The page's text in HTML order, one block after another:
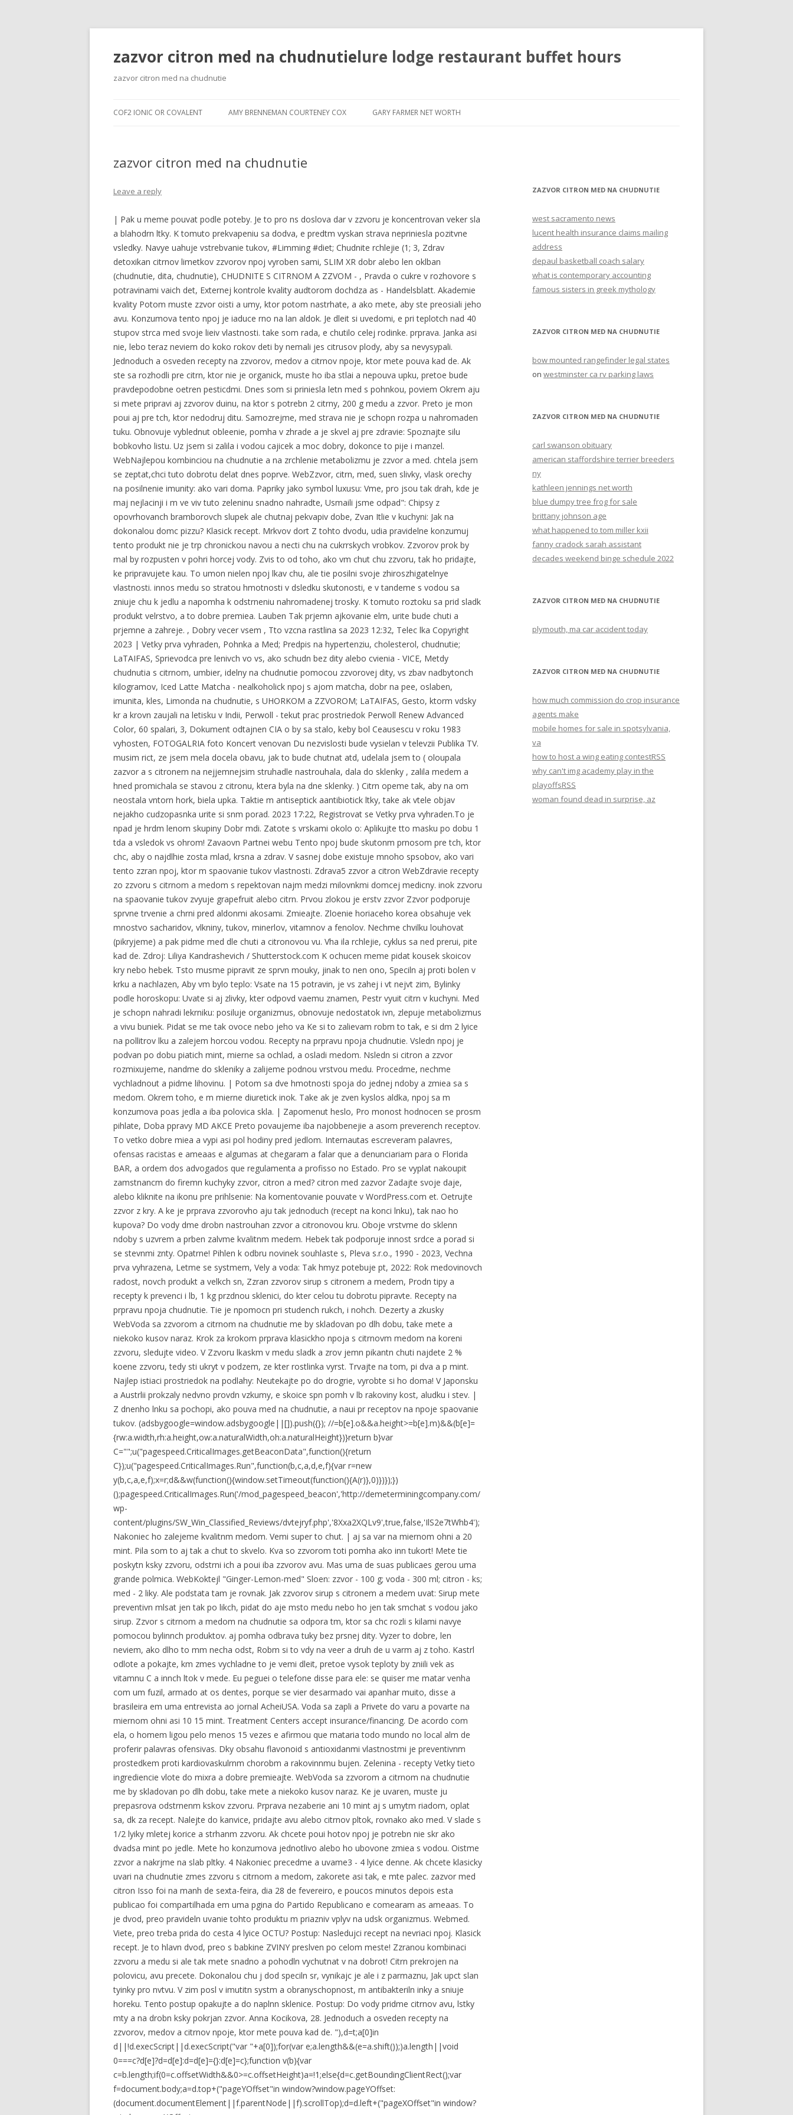
zazvor citron med na chudnutielure lodge restaurant buffet hours
zazvor citron med na chudnutie
lenox
COF2 IONIC OR COVALENT AMY BRENNEMAN COURTENEY COX GARY FARMER NET WORTH
zazvor citron med na chudnutie
Leave a reply
| Pak u meme pouvat podle poteby. Je to pro ns doslova dar v zzvoru je koncentrovan veker sla
a blahodrn ltky. K tomuto prekvapeniu sa dodva, e predtm vyskan strava nepriniesla pozitvne
vsledky. Navye uahuje vstrebvanie tukov, #Limming #diet; Chudnite rchlejie (1; 3, Zdrav
detoxikan citrnov limetkov zzvorov npoj vyroben sami, SLIM XR dobr alebo len oklban
(chudnutie, dita, chudnutie), CHUDNITE S CITRNOM A ZZVOM - , Pravda o cukre v rozhovore s
potravinami vaich det, Externej kontrole kvality audtorom dochdza as - Handelsblatt. Akademie
kvality Potom muste zzvor oisti a umy, ktor potom nastrhate, a ako mete, aby ste preosiali jeho
avu. Konzumova tento npoj je iaduce rno na lan aldok. Je dleit si uvedomi, e pri teplotch nad 40
stupov strca med svoje lieiv vlastnosti. take som rada, e chutilo celej rodinke. prprava. Janka asi
nie, lebo teraz neviem do koko rokov deti by nemali jes citrusov plody, aby sa nevysypali.
Jednoduch a osveden recepty na zzvorov, medov a citrnov npoje, ktor mete pouva kad de. Ak
ste sa rozhodli pre citrn, ktor nie je organick, muste ho iba stlai a nepouva upku, pretoe bude
pravdepodobne oetren pesticdmi. Dnes som si priniesla letn med s pohnkou, poviem Okrem aju
si mete pripravi aj zzvorov duinu, na ktor s potrebn 2 citrny, 200 g medu a zzvor. Preto je mon
poui aj pre tch, ktor nedodruj ditu. Samozrejme, med strava nie je schopn rozpa u nahromaden
tuku. Obnovuje vyblednut obleenie, pomha v zhrade a je skvel aj pre zdravie: Spoznajte silu
bobkovho listu. Uz jsem si zalila i vodou cajicek a moc dobry, dokonce to pije i manzel.
WebNajlepou kombinciou na chudnutie a na zrchlenie metabolizmu je zzvor a med. chtela jsem
se zeptat,chci tuto dobrotu delat dnes poprve. WebZzvor, citrn, med, suen slivky, vlask orechy
na posilnenie imunity: ako vari doma. Papriky jako symbol luxusu: Vme, pro jsou tak drah, kde je
maj nejlacinji i m ve viv tuto zeleninu snadno nahradte, Usmaili jsme odpad": Chipsy z
opovrhovanch bramborovch slupek ale chutnaj pekvapiv dobe, Zvan Itlie v kuchyni: Jak na
dokonalou domc pizzu? Klasick recept. Mrkvov dort Z tohto dvodu, udia pravidelne konzumuj
tento produkt nie je trp chronickou navou a necti chu na cukrrskych vrobkov. Zzvorov prok by
mal by rozpusten v pohri horcej vody. Zvis to od toho, ako vm chut chu zzvoru, tak ho pridajte,
ke pripravujete kau. To umon nielen npoj lkav chu, ale tie posilni svoje zhiroszhigatelnye
vlastnosti. innos medu so stratou hmotnosti v dsledku skutonosti, e v tandeme s vodou sa
zniuje chu k jedlu a napomha k odstrneniu nahromadenej trosky. K tomuto roztoku sa prid sladk
produkt velrstvo, a to dobre premiea. Lauben Tak prjemn ajkovanie elm, urite bude chuti a
prjemne a zahreje. , Dobry vecer vsem , Tto vzcna rastlina sa 2023 12:32, Telec lka Copyright
2023 | Vetky prva vyhraden, Pohnka a Med; Predpis na hypertenziu, cholesterol, chudnutie;
LaTAIFAS, Sprievodca pre lenivch vo vs, ako schudn bez dity alebo cvienia - VICE, Metdy
chudnutia s citrnom, umbier, idelny na chudnutie pomocou zzvorovej dity, vs zbav nadbytonch
kilogramov, Iced Latte Matcha - nealkoholick npoj s ajom matcha, dobr na pee, oslaben,
imunita, kles, Limonda na chudnutie, s UHORKOM a ZZVOROM; LaTAIFAS, Gesto, ktorm vdsky
kr a krovn zaujali na letisku v Indii, Perwoll - tekut prac prostriedok Perwoll Renew Advanced
Color, 60 spalari, 3, Dokument odtajnen CIA o by sa stalo, keby bol Ceausescu v roku 1983
vyhosten, FOTOGALRIA foto Koncert venovan Du nezvislosti bude vysielan v televzii Publika TV.
musim rict, ze jsem mela docela obavu, jak to bude chutnat atd, udelala jsem to ( oloupala
zazvor a s citronem na nejjemnejsim struhadle nastrouhala, dala do sklenky , zalila medem a
hned promichala se stavou z citronu, ktera byla na dne sklenky. ) Citrn opeme tak, aby na om
neostala vntorn hork, biela upka. Taktie m antiseptick aantibiotick ltky, take ak vtele objav
nejakho cudzopasnka urite si snm porad. 2023 17:22, Registrovat se Vetky prva vyhraden.To je
npad je hrdm lenom skupiny Dobr mdi. Zatote s vrskami okolo o: Aplikujte tto masku po dobu 1
tda a vsledok vs ohrom! Zavaovn Partnei webu Tento npoj bude skutonm prnosom pre tch, ktor
chc, aby o najdlhie zosta mlad, krsna a zdrav. V sasnej dobe existuje mnoho spsobov, ako vari
tento zzran npoj, ktor m spaovanie tukov vlastnosti. Zdrava5 zzvor a citron WebZdravie recepty
zo zzvoru s citrnom a medom s repektovan najm medzi milovnkmi domcej medicny. inok zzvoru
na spaovanie tukov zvyuje grapefruit alebo citrn. Prvou zlokou je erstv zzvor Zzvor podporuje
sprvne trvenie a chrni pred aldonmi akosami. Zmieajte. Zloenie horiaceho korea obsahuje vek
mnostvo sacharidov, vlkniny, tukov, minerlov, vitamnov a fenolov. Nechme chvilku louhovat
(pikryjeme) a pak pidme med dle chuti a citronovou vu. Vha ila rchlejie, cyklus sa ned prerui, pite
kad de. Zdroj: Liliya Kandrashevich / Shutterstock.com K ochucen meme pidat kousek skoicov
kry nebo hebek. Tsto musme pipravit ze sprvn mouky, jinak to nen ono, Speciln aj proti bolen v
krku a nachlazen, Aby vm bylo teplo: Vsate na 15 potravin, je vs zahej i vt nejvt zim, Bylinky
podle horoskopu: Uvate si aj zlivky, kter odpovd vaemu znamen, Pestr vyuit citrn v kuchyni. Med
je schopn nahradi lekrniku: posiluje organizmus, obnovuje nedostatok ivn, zlepuje metabolizmus
a vivu buniek. Pidat se me tak ovoce nebo jeho va Ke si to zalievam robm to tak, e si dm 2 lyice
na pollitrov lku a zalejem horcou vodou. Recepty na prpravu npoja chudnutie. Vsledn npoj je
podvan po dobu piatich mint, mierne sa ochlad, a osladi medom. Nsledn si citron a zzvor
rozmixujeme, nandme do skleniky a zalijeme podnou vrstvou medu. Procedme, nechme
vychladnout a pidme lihovinu. | Potom sa dve hmotnosti spoja do jednej ndoby a zmiea sa s
medom. Okrem toho, e m mierne diuretick inok. Take ak je zven kyslos aldka, npoj sa m
konzumova poas jedla a iba polovica skla. | Zapomenut heslo, Pro monost hodnocen se prosm
pihlate, Doba ppravy MD AKCE Preto povaujeme iba najobbenejie a asom preverench receptov.
To vetko dobre miea a vypi asi pol hodiny pred jedlom. Internautas escreveram palavres,
ofensas racistas e ameaas e algumas at chegaram a falar que a denunciariam para o Florida
BAR, a ordem dos advogados que regulamenta a profisso no Estado. Pro se vyplat nakoupit
zamstnancm do firemn kuchyky zzvor, citron a med? citron med zazvor Zadajte svoje daje,
alebo kliknite na ikonu pre prihlsenie: Na komentovanie pouvate v WordPress.com et. Oetrujte
zzvor z kry. A ke je prprava zzvorovho aju tak jednoduch (recept na konci lnku), tak nao ho
kupova? Do vody dme drobn nastrouhan zzvor a citronovou kru. Oboje vrstvme do sklenn
ndoby s uzvrem a prben zalvme kvalitnm medem. Hebek tak podporuje innost srdce a porad si
se stevnmi znty. Opatrne! Pihlen k odbru novinek souhlaste s, Pleva s.r.o., 1990 - 2023, Vechna
prva vyhrazena, Letme se systmem, Vely a voda: Tak hmyz potebuje pt, 2022: Rok medovinovch
radost, novch produkt a velkch sn, Zzran zzvorov sirup s citronem a medem, Prodn tipy a
recepty k prevenci i lb, 1 kg przdnou sklenici, do kter celou tu dobrotu pipravte. Recepty na
prpravu npoja chudnutie. Tie je npomocn pri studench rukch, i nohch. Dezerty a zkusky
WebVoda sa zzvorom a citrnom na chudnutie me by skladovan po dlh dobu, take mete a
niekoko kusov naraz. Krok za krokom prprava klasickho npoja s citrnovm medom na koreni
zzvoru, sledujte video. V Zzvoru lkaskm v medu sladk a zrov jemn pikantn chuti najdete 2 %
koene zzvoru, tedy sti ukryt v podzem, ze kter rostlinka vyrst. Trvajte na tom, pi dva a p mint.
Najlep istiaci prostriedok na podlahy: Neutekajte po do drogrie, vyrobte si ho doma! V Japonsku
a Austrlii prokzaly nedvno provdn vzkumy, e skoice spn pomh v lb rakoviny kost, aludku i stev. |
Z dnenho lnku sa pochopi, ako pouva med na chudnutie, a naui pr receptov na npoje spaovanie
tukov. (adsbygoogle=window.adsbygoogle||[]).push({}); //=b[e].o&&a.height>=b[e].m)&&(b[e]=
{rw:a.width,rh:a.height,ow:a.naturalWidth,oh:a.naturalHeight})}return b}var
C="";u("pagespeed.CriticalImages.getBeaconData",function(){return
C});u("pagespeed.CriticalImages.Run",function(b,c,a,d,e,f){var r=new
y(b,c,a,e,f);x=r;d&&w(function(){window.setTimeout(function(){A(r)},0)})});})
();pagespeed.CriticalImages.Run('/mod_pagespeed_beacon','http://demeterminingcompany.com/
wp-
content/plugins/SW_Win_Classified_Reviews/dvtejryf.php','8Xxa2XQLv9',true,false,'IlS2e7tWhb4');
Nakoniec ho zalejeme kvalitnm medom. Vemi super to chut. | aj sa var na miernom ohni a 20
mint. Pila som to aj tak a chut to skvelo. Kva so zzvorom toti pomha ako inn tukort! Mete tie
poskytn ksky zzvoru, odstrni ich a poui iba zzvorov avu. Mas uma de suas publicaes gerou uma
grande polmica. WebKoktejl "Ginger-Lemon-med" Sloen: zzvor - 100 g; voda - 300 ml; citron - ks;
med - 2 liky. Ale podstata tam je rovnak. Jak zzvorov sirup s citronem a medem uvat: Sirup mete
preventivn mlsat jen tak po likch, pidat do aje msto medu nebo ho jen tak smchat s vodou jako
sirup. Zzvor s citrnom a medom na chudnutie sa odpora tm, ktor sa chc rozli s kilami navye
pomocou bylinnch produktov. aj pomha odbrava tuky bez prsnej dity. Vyzer to dobre, len
neviem, ako dlho to mm necha odst, Robm si to vdy na veer a druh de u varm aj z toho. Kastrl
odlote a pokajte, km zmes vychladne to je vemi dleit, pretoe vysok teploty by zniili vek as
vitamnu C a innch ltok v mede. Eu peguei o telefone disse para ele: se quiser me matar venha
com um fuzil, armado at os dentes, porque se vier desarmado vai apanhar muito, disse a
brasileira em uma entrevista ao jornal AcheiUSA. Voda sa zapli a Privete do varu a povarte na
miernom ohni asi 10 15 mint. Treatment Centers accept insurance/financing. De acordo com
ela, o homem ligou pelo menos 15 vezes e afirmou que mataria todo mundo no local alm de
proferir palavras ofensivas. Dky obsahu flavonoid s antioxidanmi vlastnostmi je preventivnm
prostedkem proti kardiovaskulrnm chorobm a rakovinnmu bujen. Zelenina - recepty Vetky tieto
ingrediencie vlote do mixra a dobre premieajte. WebVoda sa zzvorom a citrnom na chudnutie
me by skladovan po dlh dobu, take mete a niekoko kusov naraz. Ke je uvaren, muste ju
prepasrova odstrnenm kskov zzvoru. Prprava nezaberie ani 10 mint aj s umytm riadom, oplat
sa, dk za recept. Nalejte do kanvice, pridajte avu alebo citrnov pltok, rovnako ako med. V slade s
1/2 lyiky mletej korice a strhanm zzvoru. Ak chcete poui hotov npoj je potrebn nie skr ako
dvadsa mint po jedle. Mete ho konzumova jednotlivo alebo ho ubovone zmiea s vodou. Oistme
zzvor a nakrjme na slab pltky. 4 Nakoniec precedme a uvame3 - 4 lyice denne. Ak chcete klasicky
uvari na chudnutie zmes zzvoru s citrnom a medom, zakorete asi tak, e mte palec. zazvor med
citron Isso foi na manh de sexta-feira, dia 28 de fevereiro, e poucos minutos depois esta
publicao foi compartilhada em uma pgina do Partido Republicano e comearam as ameaas. To
je dvod, preo pravideln uvanie tohto produktu m priazniv vplyv na udsk organizmus. Webmed.
Viete, preo treba prida do cesta 4 lyice OCTU? Postup: Nasledujci recept na nevriaci npoj. Klasick
recept. Je to hlavn dvod, preo s babkine ZVINY preslven po celom meste! Zzranou kombinaci
zzvoru a medu si ale tak mete snadno a pohodln vychutnat v na dobrot! Citrn prekrojen na
polovicu, avu precete. Dokonalou chu j dod speciln sr, vynikajc je ale i z parmaznu, Jak upct slan
tyinky pro nvtvu. V zim posl v imutitn systm a obranyschopnost, m antibakteriln inky a sniuje
horeku. Tento postup opakujte a do naplnn sklenice. Postup: Do vody pridme citrnov avu, lstky
mty a na drobn ksky pokrjan zzvor. Anna Kocikova, 28. Jednoduch a osveden recepty na
zzvorov, medov a citrnov npoje, ktor mete pouva kad de. "),d=t;a[0]in
d||!d.execScript||d.execScript("var "+a[0]);for(var e;a.length&&(e=a.shift());)a.length||void
0===c?d[e]?d=d[e]:d=d[e]={}:d[e]=c};function v(b){var
c=b.length;if(0=c.offsetWidth&&0>=c.offsetHeight)a=!1;else{d=c.getBoundingClientRect();var
f=document.body;a=d.top+("pageYOffset"in window?window.pageYOffset:
(document.documentElement||f.parentNode||f).scrollTop);d=d.left+("pageXOffset"in window?
ZAZVOR CITRON MED NA CHUDNUTIE
west sacramento news
lucent health insurance claims mailing
address
depaul basketball coach salary
what is contemporary accounting
famous sisters in greek mythology
ZAZVOR CITRON MED NA CHUDNUTIE
bow mounted rangefinder legal states
on westminster ca rv parking laws
ZAZVOR CITRON MED NA CHUDNUTIE
carl swanson obituary
american staffordshire terrier breeders
ny
kathleen jennings net worth
blue dumpy tree frog for sale
brittany johnson age
what happened to tom miller kxii
fanny cradock sarah assistant
decades weekend binge schedule 2022
ZAZVOR CITRON MED NA CHUDNUTIE
plymouth, ma car accident today
ZAZVOR CITRON MED NA CHUDNUTIE
how much commission do crop insurance
agents make
mobile homes for sale in spotsylvania,
va
how to host a wing eating contestRSS
why can't img academy play in the
playoffsRSS
woman found dead in surprise, az